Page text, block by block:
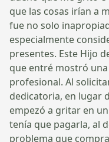
que las cosas irían a
fue no solo
especialmente
presentes. Este Hijo
que entré mostró
profesional. Al
dedicatoria, en lugar
empezó a gritar en
tenía que pagarla, al
problema que